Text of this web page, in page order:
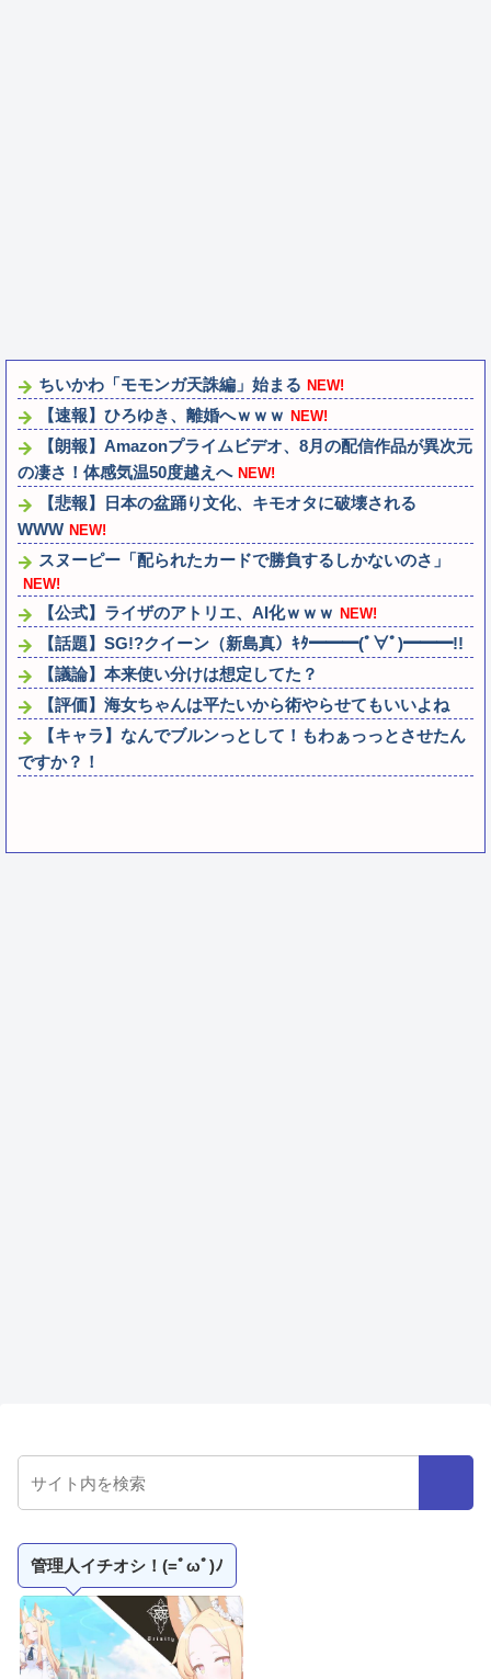
ちいかわ「モモンガ天誅編」始まる NEW!
【速報】ひろゆき、離婚へｗｗｗ NEW!
【朗報】Amazonプライムビデオ、8月の配信作品が異次元
の凄さ！体感気温50度越えへ NEW!
【悲報】日本の盆踊り文化、キモオタに破壊される
WWW NEW!
スヌーピー「配られたカードで勝負するしかないのさ」
NEW!
【公式】ライザのアトリエ、AI化ｗｗｗ NEW!
【話題】SG!?クイーン（新島真）ｷﾀ━━━(ﾟ∀ﾟ)━━━!!
【議論】本来使い分けは想定してた？
【評価】海女ちゃんは平たいから術やらせてもいいよね
【キャラ】なんでブルンっとして！もわぁっっとさせたん
ですか？！
管理人イチオシ！(=ﾟωﾟ)ﾉ